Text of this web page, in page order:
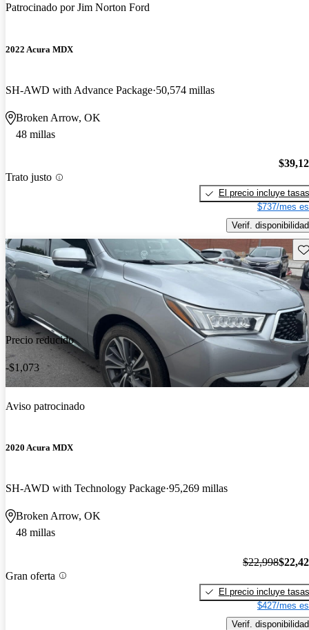
Patrocinado porJim Norton Ford
2022 Acura MDX
SH-AWD with Advance Package 50,574 millas
Broken Arrow, OK
48 millas
Trato justo
El precio incluye tasas
$737/mes
Verif. disponibilidad
Precio reducido
-$1,073
Aviso patrocinado
2020 Acura MDX
SH-AWD with Technology Package 95,269 millas
Broken Arrow, OK
48 millas
Gran oferta
$22,998
El precio incluye tasas
$427/mes
Verif. disponibilidad